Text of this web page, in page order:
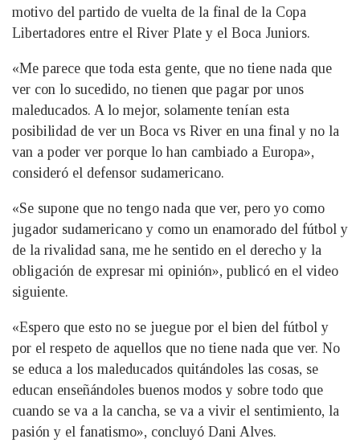
motivo del partido de vuelta de la final de la Copa
Libertadores entre el River Plate y el Boca Juniors.
«Me parece que toda esta gente, que no tiene nada que
ver con lo sucedido, no tienen que pagar por unos
maleducados. A lo mejor, solamente tenían esta
posibilidad de ver un Boca vs River en una final y no la
van a poder ver porque lo han cambiado a Europa»,
consideró el defensor sudamericano.
«Se supone que no tengo nada que ver, pero yo como
jugador sudamericano y como un enamorado del fútbol y
de la rivalidad sana, me he sentido en el derecho y la
obligación de expresar mi opinión», publicó en el video
siguiente.
«Espero que esto no se juegue por el bien del fútbol y
por el respeto de aquellos que no tiene nada que ver. No
se educa a los maleducados quitándoles las cosas, se
educan enseñándoles buenos modos y sobre todo que
cuando se va a la cancha, se va a vivir el sentimiento, la
pasión y el fanatismo», concluyó Dani Alves.